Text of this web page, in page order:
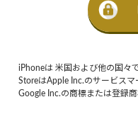
iPhoneは 米国および他の国々
StoreはApple Inc.のサービスマ
Google Inc.の商標または登録商